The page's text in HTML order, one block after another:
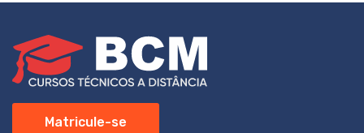
Matricule-se